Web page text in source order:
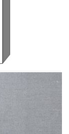
не
x В)